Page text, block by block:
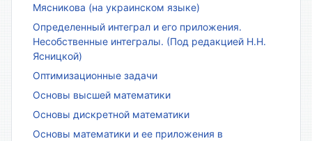
Мясникова (на украинском языке)
Определенный интеграл и его приложения.
Несобственные интегралы. (Под редакцией Н.Н.
Ясницкой)
Оптимизационные задачи
Основы высшей математики
Основы дискретной математики
Основы математики и ее приложения в